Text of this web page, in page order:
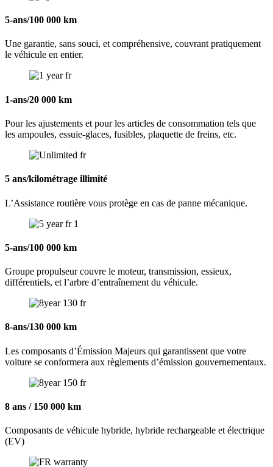
5-ans/100 000 km
Une garantie, sans souci, et compréhensive, couvrant pratiquement
le véhicule en entier.
1-ans/20 000 km
Pour les ajustements et pour les articles de consommation tels que
les ampoules, essuie-glaces, fusibles, plaquette de freins, etc.
5 ans/kilométrage illimité
L’Assistance routière vous protège en cas de panne mécanique.
5-ans/100 000 km
Groupe propulseur couvre le moteur, transmission, essieux,
différentiels, et l’arbre d’entraînement du véhicule.
8-ans/130 000 km
Les composants d’Émission Majeurs qui garantissent que votre
voiture se conformera aux règlements d’émission gouvernementaux.
8 ans / 150 000 km
Composants de véhicule hybride, hybride rechargeable et électrique
(EV)